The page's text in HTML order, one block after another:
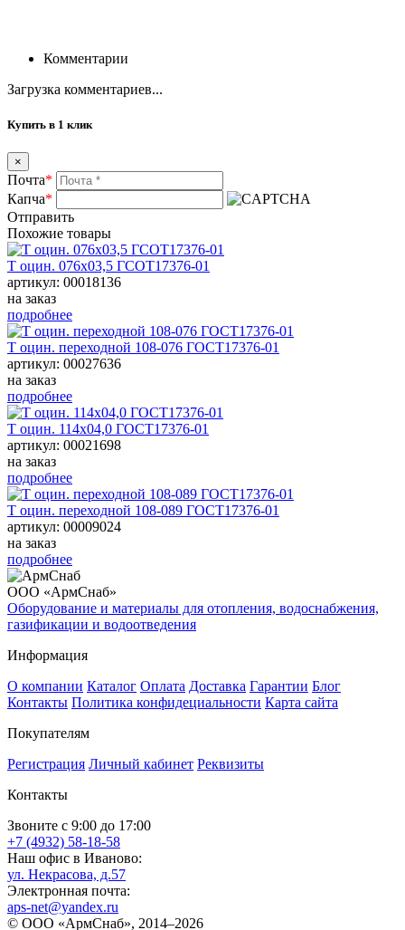
Комментарии
Загрузка комментариев...
Купить в 1 клик
×
Почта*
Капча*
Отправить
Похожие товары
Т оцин. 076х03,5 ГСОТ17376-01
артикул: 00018136
на заказ
подробнее
Т оцин. переходной 108-076 ГОСТ17376-01
артикул: 00027636
на заказ
подробнее
Т оцин. 114х04,0 ГОСТ17376-01
артикул: 00021698
на заказ
подробнее
Т оцин. переходной 108-089 ГОСТ17376-01
артикул: 00009024
на заказ
подробнее
ООО «АрмСнаб»
Оборудование и материалы для отопления, водоснабжения,
газификации и водоотведения
Информация
О компании Каталог Оплата Доставка Гарантии Блог
Контакты Политика конфидециальности Карта сайта
Покупателям
Регистрация Личный кабинет Реквизиты
Контакты
Звоните с 9:00 до 17:00
+7 (4932) 58-18-58
Наш офис в Иваново:
ул. Некрасова, д.57
Электронная почта:
aps-net@yandex.ru
© ООО «АрмСнаб», 2014–2026